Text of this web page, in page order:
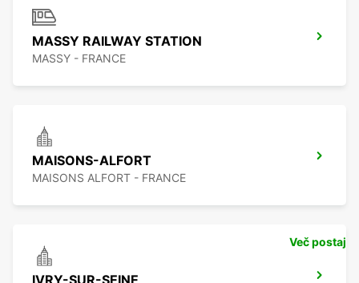
MASSY RAILWAY STATION
MASSY - FRANCE
MAISONS-ALFORT
MAISONS ALFORT - FRANCE
Več postaj